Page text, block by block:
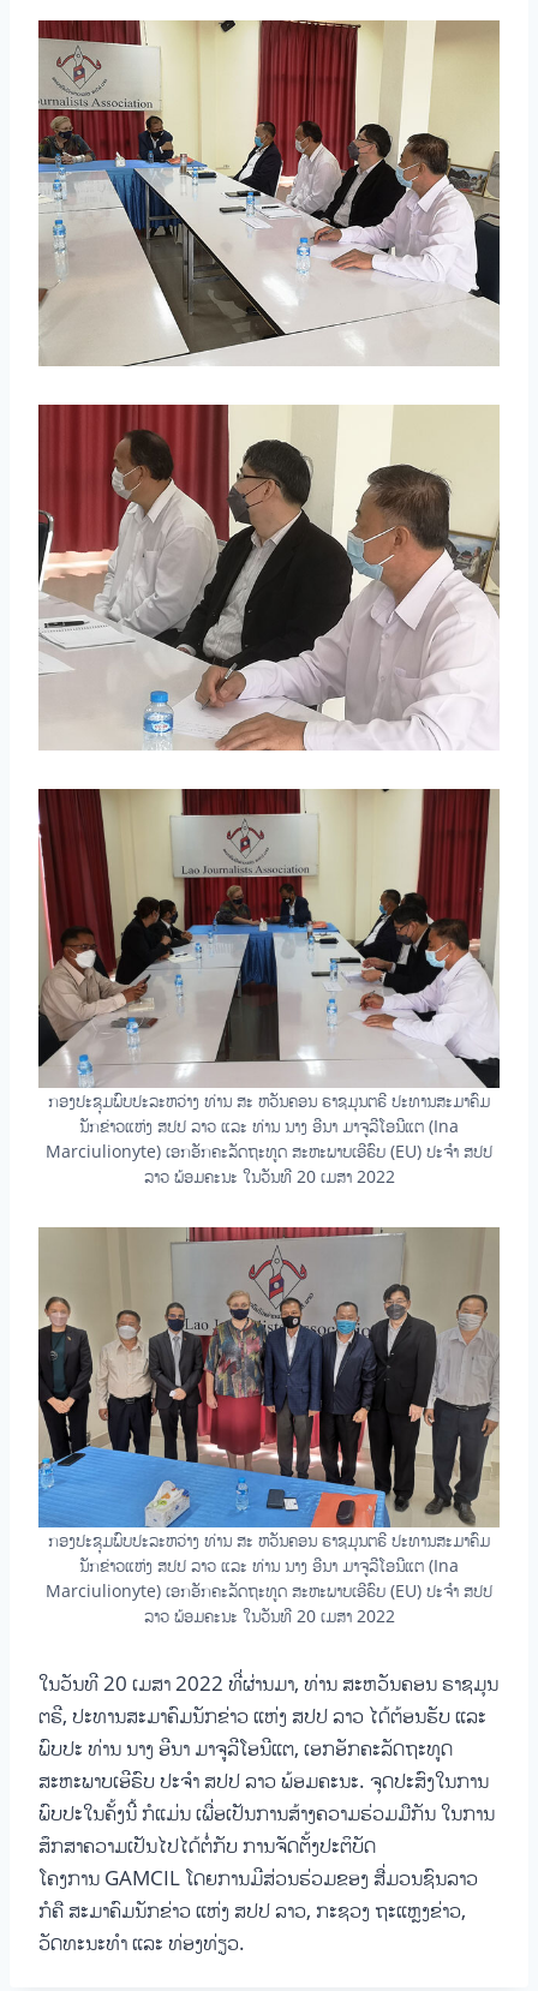
ກອງປະຊຸມພົບປະລະຫວ່າງ ທ່ານ ສະ ຫວັນຄອນ ຣາຊມຸນຕຣີ ປະທານສະມາຄົມ
ນັກຂ່າວແຫ່ງ ສປປ ລາວ ແລະ ທ່ານ ນາງ ອີນາ ມາຈູລີໂອນີແຕ (Ina
Marciulionyte) ເອກອັກຄະລັດຖະທູດ ສະຫະພາບເອີຣົບ (EU) ປະຈຳ ສປປ
ລາວ ພ້ອມຄະນະ ໃນວັນທີ 20 ເມສາ 2022
ກອງປະຊຸມພົບປະລະຫວ່າງ ທ່ານ ສະ ຫວັນຄອນ ຣາຊມຸນຕຣີ ປະທານສະມາຄົມ
ນັກຂ່າວແຫ່ງ ສປປ ລາວ ແລະ ທ່ານ ນາງ ອີນາ ມາຈູລີໂອນີແຕ (Ina
Marciulionyte) ເອກອັກຄະລັດຖະທູດ ສະຫະພາບເອີຣົບ (EU) ປະຈຳ ສປປ
ລາວ ພ້ອມຄະນະ ໃນວັນທີ 20 ເມສາ 2022
ໃນວັນທີ 20 ເມສາ 2022 ທີ່ຜ່ານມາ, ທ່ານ ສະຫວັນຄອນ ຣາຊມຸນ
ຕຣີ, ປະທານສະມາຄົມນັກຂ່າວ ແຫ່ງ ສປປ ລາວ ໄດ້ຕ້ອນຮັບ ແລະ
ພົບປະ ທ່ານ ນາງ ອີນາ ມາຈູລີໂອນີແຕ, ເອກອັກຄະລັດຖະທູດ
ສະຫະພາບເອີຣົບ ປະຈຳ ສປປ ລາວ ພ້ອມຄະນະ. ຈຸດປະສົງໃນການ
ພົບປະໃນຄັ້ງນີ້ ກໍແມ່ນ ເພື່ອເປັນການສ້າງຄວາມຮ່ວມມືກັນ ໃນການ
ສຶກສາຄວາມເປັນໄປໄດ້ຕໍ່ກັບ ການຈັດຕັ້ງປະຕິບັດ
ໂຄງການ GAMCIL ໂດຍການມີສ່ວນຮ່ວມຂອງ ສື່ມວນຊົນລາວ
ກໍຄື ສະມາຄົມນັກຂ່າວ ແຫ່ງ ສປປ ລາວ, ກະຊວງ ຖະແຫຼງຂ່າວ,
ວັດທະນະທຳ ແລະ ທ່ອງທ່ຽວ.